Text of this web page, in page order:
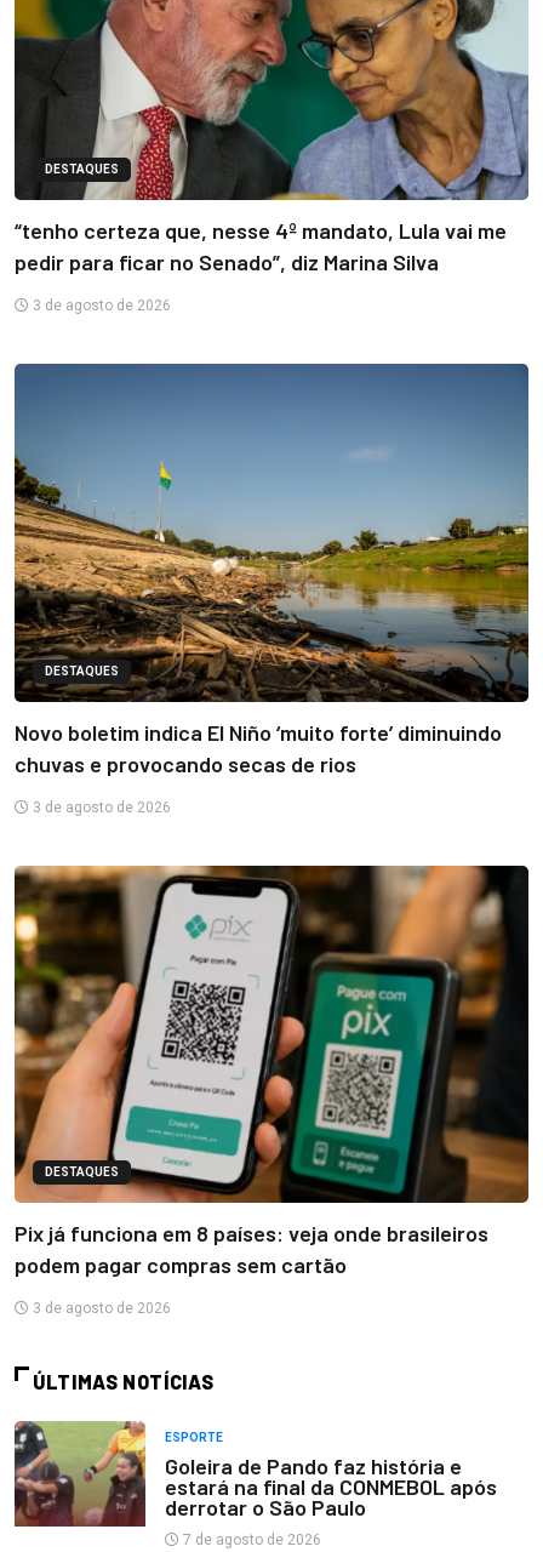
DESTAQUES
“tenho certeza que, nesse 4º mandato, Lula vai me
pedir para ficar no Senado”, diz Marina Silva
3 de agosto de 2026
DESTAQUES
Novo boletim indica El Niño ‘muito forte’ diminuindo
chuvas e provocando secas de rios
3 de agosto de 2026
DESTAQUES
Pix já funciona em 8 países: veja onde brasileiros
podem pagar compras sem cartão
3 de agosto de 2026
ÚLTIMAS NOTÍCIAS
ESPORTE
Goleira de Pando faz história e
estará na final da CONMEBOL após
derrotar o São Paulo
7 de agosto de 2026